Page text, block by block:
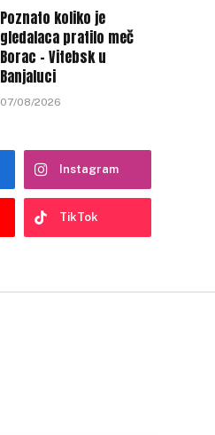
Poznato koliko je
gledalaca pratilo meč
Borac – Vitebsk u
Banjaluci
07/08/2026
Instagram
TikTok